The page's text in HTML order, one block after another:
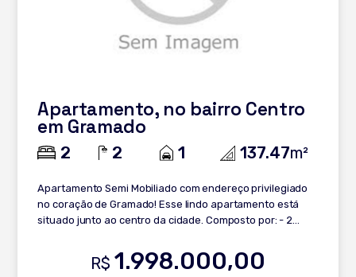
Apartamento, no bairro Centro
em Gramado
2 2 1 137.47m²
Apartamento Semi Mobiliado com endereço privilegiado
no coração de Gramado! Esse lindo apartamento está
situado junto ao centro da cidade. Composto por: - 2
Cozinha Planejada; - Armários Embutidos; -
Churrasqueira; - Área de serviço; - Espera para
R$ 1.998.000,00